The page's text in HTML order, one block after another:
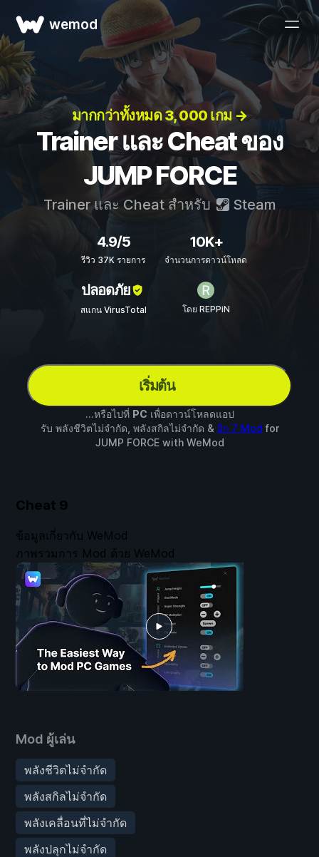
wemod
มากกว่าทั้งหมด 3, 000 เกม →
Trainer และ Cheat ของ
JUMP FORCE
Trainer และ Cheat สำหรับ Steam
4.9/5
รีวิว 37K รายการ
10K+
จำนวนการดาวน์โหลด
ปลอดภัย
สแกน VirusTotal โดย REPPiN
เริ่มต้น
...หรือไปที่ PC เพื่อดาวน์โหลดแอป
รับ พลังชีวิตไม่จำกัด, พลังสกิลไม่จำกัด & อีก 7 Mod for
JUMP FORCEwith WeMod
Cheat 9
Mod ผู้เล่น
พลังชีวิตไม่จำกัด
พลังสกิลไม่จำกัด
พลังเคลื่อนที่ไม่จำกัด
พลังปลุกไม่จำกัด
ข้อมูลเกี่ยวกับ WeMod
ภาพรวมการ Mod ด้วย WeMod